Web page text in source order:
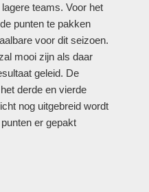
teams. Voor het
punten te pakken
voor dit seizoen.
mooi zijn als daar
geleid. De
derde en vierde
nog uitgebreid wordt
er gepakt